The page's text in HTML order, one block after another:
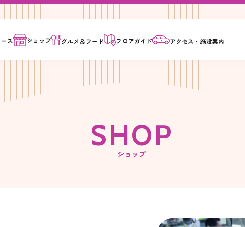
ス ショップ グルメ＆ フード フロアガイド アクセス・施設案内
SHOP
ショップ